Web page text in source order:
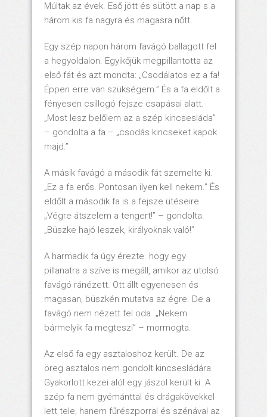
Múltak az évek. Eső jött és sütött a nap s a
három kis fa nagyra és magasra nőtt.
Egy szép napon három favágó ballagott fel
a hegyoldalon. Egyikőjük megpillantotta az
első fát és azt mondta: „Csodálatos ez a fa!
Éppen erre van szükségem.” És a fa eldőlt a
fényesen csillogó fejsze csapásai alatt.
„Most lesz belőlem az a szép kincsesláda”
– gondolta a fa – „csodás kincseket kapok
majd.”
A másik favágó a második fát szemelte ki.
„Ez a fa erős. Pontosan ilyen kell nekem.” És
eldőlt a második fa is a fejsze ütéseire.
„Végre átszelem a tengert!” – gondolta.
„Büszke hajó leszek, királyoknak való!”
A harmadik fa úgy érezte. hogy egy
pillanatra a szíve is megáll, amikor az utolsó
favágó ránézett. Ott állt egyenesen és
magasan, büszkén mutatva az égre. De a
favágó nem nézett fel oda. „Nekem
bármelyik fa megteszi” – mormogta.
Az első fa egy asztaloshoz került. De az
öreg asztalos nem gondolt kincsesládára.
Gyakorlott kezei alól egy jászol került ki. A
szép fa nem gyémánttal és drágakövekkel
lett tele, hanem fűrészporral és szénával az